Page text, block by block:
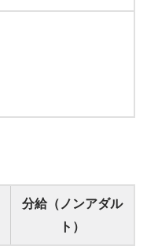
分給（ノンアダル
ト）